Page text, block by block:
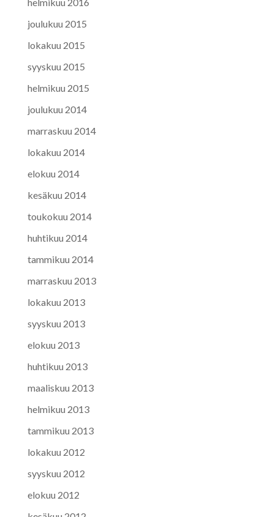
joulukuu 2015
lokakuu 2015
syyskuu 2015
helmikuu 2015
joulukuu 2014
marraskuu 2014
lokakuu 2014
elokuu 2014
kesäkuu 2014
toukokuu 2014
huhtikuu 2014
tammikuu 2014
marraskuu 2013
lokakuu 2013
syyskuu 2013
elokuu 2013
huhtikuu 2013
maaliskuu 2013
helmikuu 2013
tammikuu 2013
lokakuu 2012
syyskuu 2012
elokuu 2012